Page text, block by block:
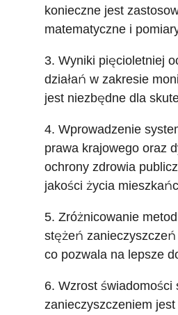
konieczne jest
matematyczne i
3. Wyniki pięcioletniej
działań w zakresie
jest niezbędne dla
4. Wprowadzenie
prawa krajowego oraz
ochrony zdrowia
jakości życia
5. Zróżnicowanie
stężeń
co pozwala na lepsze
6. Wzrost świadomości
zanieczyszczeniem